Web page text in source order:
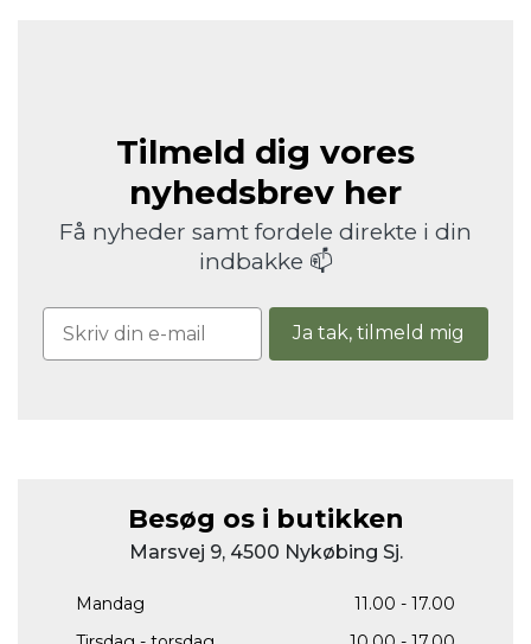
Tilmeld dig vores
nyhedsbrev her
Få nyheder samt fordele direkte i din
indbakke 📫
Ja tak, tilmeld mig
Besøg os i butikken
Marsvej 9, 4500 Nykøbing Sj.
Mandag
11.00 - 17.00